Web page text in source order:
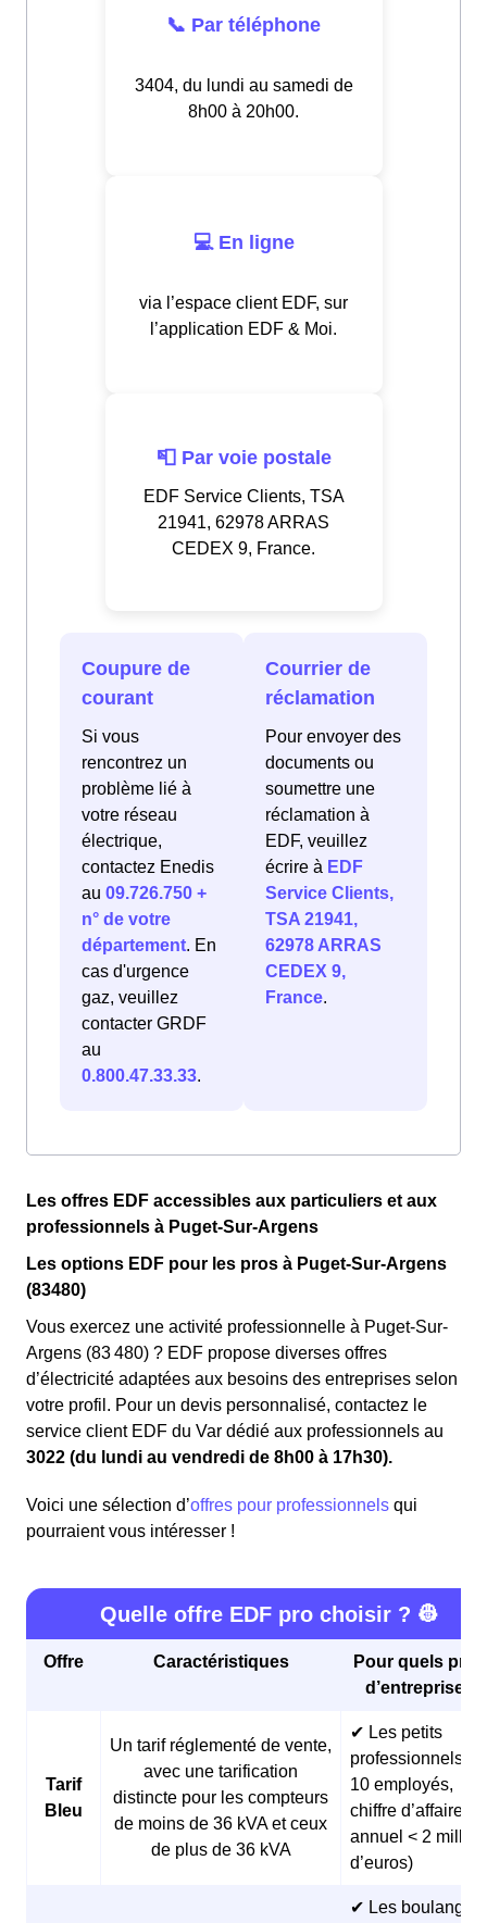
📞 Par téléphone
3404, du lundi au samedi de
8h00 à 20h00.
💻 En ligne
via l’espace client EDF, sur
l’application EDF & Moi.
📮 Par voie postale
EDF Service Clients, TSA
21941, 62978 ARRAS
CEDEX 9, France.
Coupure de
courant
Si vous
rencontrez un
problème lié à
votre réseau
électrique,
contactez Enedis
au 09.726.750 +
n° de votre
département. En
cas d'urgence
gaz, veuillez
contacter GRDF
au
0.800.47.33.33.
Courrier de
réclamation
Pour envoyer des
documents ou
soumettre une
réclamation à
EDF, veuillez
écrire à EDF
Service Clients,
TSA 21941,
62978 ARRAS
CEDEX 9,
France.
Les offres EDF accessibles aux particuliers et aux
professionnels à Puget-Sur-Argens
Les options EDF pour les pros à Puget-Sur-Argens
(83480)
Vous exercez une activité professionnelle à Puget-Sur-
Argens (83 480) ? EDF propose diverses offres
d’électricité adaptées aux besoins des entreprises selon
votre profil. Pour un devis personnalisé, contactez le
service client EDF du Var dédié aux professionnels au
3022 (du lundi au vendredi de 8h00 à 17h30).
Voici une sélection d’offres pour professionnels qui
pourraient vous intéresser !
Quelle offre EDF pro choisir ? 👷
Offre Caractéristiques
Pour quels
d’entreprises
Tarif
Bleu
Un tarif réglementé de vente,
avec une tarification
distincte pour les compteurs
de moins de 36 kVA et ceux
de plus de 36 kVA
✔ Les petits
professionnels (<
10 employés,
chiffre d’affaires
annuel < 2
d’euros)
✔ Les